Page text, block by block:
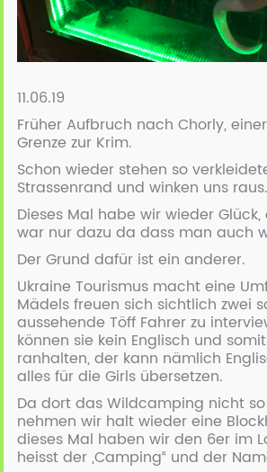
11.06.19
Früher Aufbruch nach Chorly,
Grenze zur Krim.
Schon wieder stehen so
Strassenrand und winken uns raus.
Dieses Mal habe wir wieder
war nur dazu da dass man auch
Der Grund dafür ist ein anderer.
Ukraine Tourismus macht eine
Mädels freuen sich sichtlich zwei
aussehende Töff Fahrer zu
können sie kein Englisch und
ranhalten, der kann nämlich
alles für die Girls übersetzen.
Da dort das Wildcamping nicht
nehmen wir halt wieder eine
dieses Mal haben wir den 6er im
heisst der „Camping“ und der